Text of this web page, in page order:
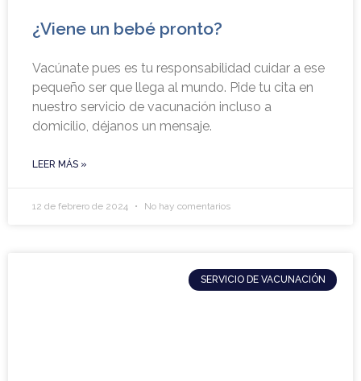
¿Viene un bebé pronto?
Vacúnate pues es tu responsabilidad cuidar a ese
pequeño ser que llega al mundo. Pide tu cita en
nuestro servicio de vacunación incluso a
domicilio, déjanos un mensaje.
LEER MÁS »
12 de febrero de 2024 No hay comentarios
SERVICIO DE VACUNACIÓN